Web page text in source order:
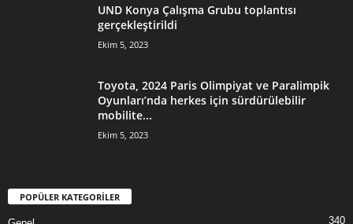
UND Konya Çalışma Grubu toplantısı
gerçekleştirildi
Ekim 5, 2023
Toyota, 2024 Paris Olimpiyat ve Paralimpik
Oyunları’nda herkes için sürdürülebilir
mobilite...
Ekim 5, 2023
POPÜLER KATEGORİLER
340